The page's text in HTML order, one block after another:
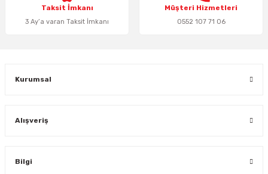
Taksit İmkanı
3 Ay’a varan Taksit İmkanı
Müşteri Hizmetleri
0552 107 71 06
Kurumsal
Alışveriş
Bilgi